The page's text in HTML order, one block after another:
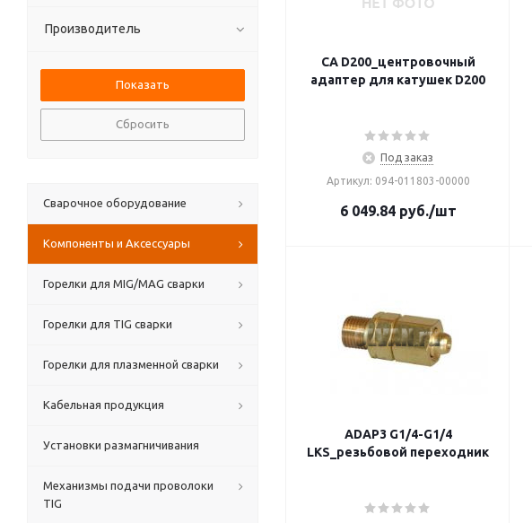
CA D200_центровочный
адаптер для катушек D200
Под заказ
Артикул: 094-011803-00000
6 049.84руб./шт
ADAP3 G1/4-G1/4
LKS_резьбовой переходник
Производитель
Сбросить
Сварочное оборудование
Компоненты и Аксесcуары
Горелки для MIG/MAG сварки
Горелки для TIG сварки
Горелки для плазменной сварки
Кабельная продукция
Установки размагничивания
Механизмы подачи проволоки
TIG